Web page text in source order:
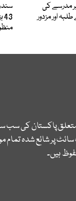
مدرسے کی
اور مزدور
پاکستان کی سب
پر شائع شدہ تمام
ہیں۔